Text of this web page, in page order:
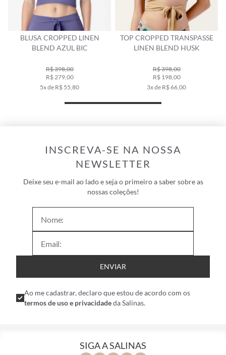
BLUSA CROPPED LINEN
BLEND AZUL BIC
R$ 398,00
R$ 279,00
5x de R$ 55,80
TOP CROPPED TRANSPASSE
LINEN BLEND HUSK
R$ 398,00
R$ 198,00
3x de R$ 66,00
INSCREVA-SE NA NOSSA
NEWSLETTER
Deixe seu e-mail ao lado e seja o primeiro a saber sobre as
nossas coleções!
ENVIAR
Ao me cadastrar, declaro que estou de acordo com os
termos de uso e privacidadeda Salinas.
SIGA A SALINAS